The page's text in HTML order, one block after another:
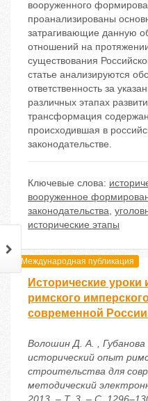
вооруженного
проанализированы
затрагивающие данную
отношений на
существования
статье анализируются
ответственность за
различных этапах
трансформация
происходившая в
законодательстве.
Ключевые слова:
вооруженное
законодательства,
исторические этапы
Международная публикация
Исторические
римского
современной
Волошин Д. А. ,
исторический опыт
строительства для
методический